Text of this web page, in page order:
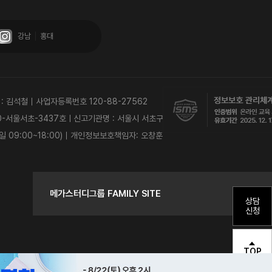
상담
신청
TOP
강남 홍대
: 김석철｜사업자등록번호 120-88-27562
울서초-3437호ㅣ신고기관명 : 서울시 서초구
｜개인정보보호책임자: 오창훈
메가스터디그룹 FAMILY SITE